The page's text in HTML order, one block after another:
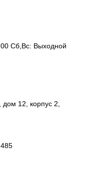
Сб,Вс: Выходной
12, корпус 2,